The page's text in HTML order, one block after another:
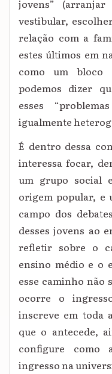
jovens”
vestibular,
relação com a
estes últimos em
como um bloco
podemos dizer
esses
igualmente
É dentro dessa
interessa focar,
um grupo social
origem popular, e
campo dos
desses jovens ao
refletir sobre o
ensino médio e o
esse caminho não
ocorre o
inscreve em toda
que o antecede,
configure como
ingresso na